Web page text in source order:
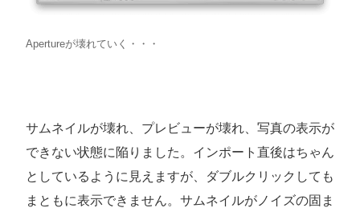
Apertureが壊れていく・・・
サムネイルが壊れ、プレビューが壊れ、写真の表示が
できない状態に陥りました。インポート直後はちゃん
としているように見えますが、ダブルクリックしても
まともに表示できません。サムネイルがノイズの固ま